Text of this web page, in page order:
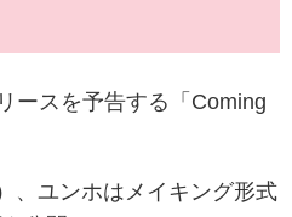
ースを予告する「Coming
、ユンホはメイキング形式